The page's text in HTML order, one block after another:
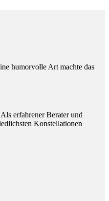
humorvolle Art machte das
erfahrener Berater und
Konstellationen